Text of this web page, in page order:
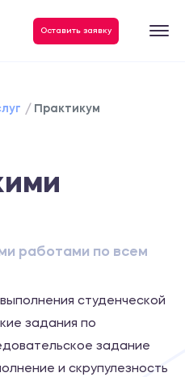
Оставить заявку
Практикум
работами по всем
студенческой
задания по
задание
и скрупулезность